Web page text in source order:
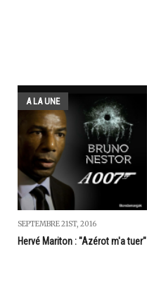
A LA UNE
SEPTEMBRE 21ST, 2016
Hervé Mariton : "Azérot m'a tuer"